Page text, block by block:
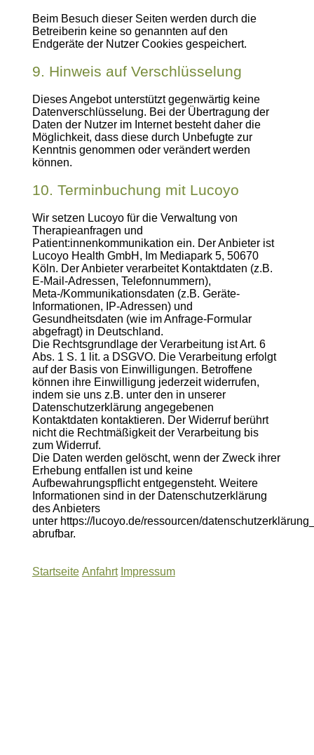
Beim Besuch dieser Seiten werden durch die
Betreiberin keine so genannten auf den
Endgeräte der Nutzer Cookies gespeichert.
9. Hinweis auf Verschlüsselung
Dieses Angebot unterstützt gegenwärtig keine
Datenverschlüsselung. Bei der Übertragung der
Daten der Nutzer im Internet besteht daher die
Möglichkeit, dass diese durch Unbefugte zur
Kenntnis genommen oder verändert werden
können.
10. Terminbuchung mit Lucoyo
Wir setzen Lucoyo für die Verwaltung von
Therapieanfragen und
Patient:innenkommunikation ein. Der Anbieter ist
Lucoyo Health GmbH, Im Mediapark 5, 50670
Köln. Der Anbieter verarbeitet Kontaktdaten (z.B.
E-Mail-Adressen, Telefonnummern),
Meta-/Kommunikationsdaten (z.B. Geräte-
Informationen, IP-Adressen) und
Gesundheitsdaten (wie im Anfrage-Formular
abgefragt) in Deutschland.
Die Rechtsgrundlage der Verarbeitung ist Art. 6
Abs. 1 S. 1 lit. a DSGVO. Die Verarbeitung erfolgt
auf der Basis von Einwilligungen. Betroffene
können ihre Einwilligung jederzeit widerrufen,
indem sie uns z.B. unter den in unserer
Datenschutzerklärung angegebenen
Kontaktdaten kontaktieren. Der Widerruf berührt
nicht die Rechtmäßigkeit der Verarbeitung bis
zum Widerruf.
Die Daten werden gelöscht, wenn der Zweck ihrer
Erhebung entfallen ist und keine
Aufbewahrungspflicht entgegensteht. Weitere
Informationen sind in der Datenschutzerklärung
des Anbieters
unter https://lucoyo.de/ressourcen/
abrufbar.
Startseite Anfahrt Impressum